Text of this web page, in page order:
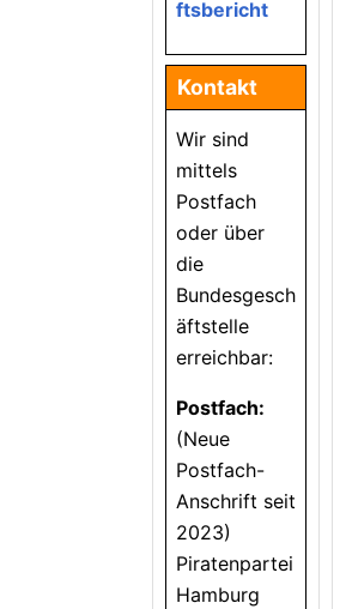
ftsbericht
Kontakt
Wir sind
mittels
Postfach
oder über
die
Bundesgesch
äftstelle
erreichbar:
Postfach:
(Neue
Postfach-
Anschrift seit
2023)
Piratenpartei
Hamburg